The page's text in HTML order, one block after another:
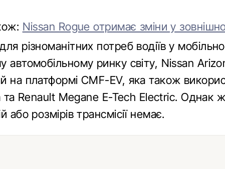
Nissan Rogue отримає зміни у
різноманітних потреб водіїв у
автомобільному ринку світу, Nissan
на платформі CMF-EV, яка також
та Renault Megane E-Tech Electric. Однак
або розмірів трансмісії немає.